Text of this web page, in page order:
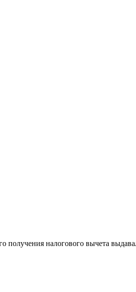
налогового вычета